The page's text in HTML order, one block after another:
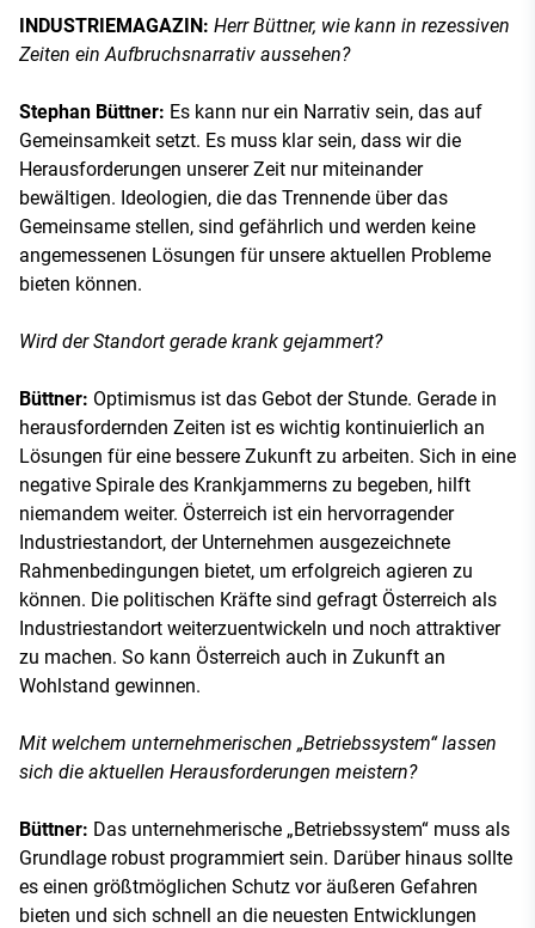
INDUSTRIEMAGAZIN: Herr Büttner, wie kann in rezessiven
Zeiten ein Aufbruchsnarrativ aussehen?
Stephan Büttner: Es kann nur ein Narrativ sein, das auf
Gemeinsamkeit setzt. Es muss klar sein, dass wir die
Herausforderungen unserer Zeit nur miteinander
bewältigen. Ideologien, die das Trennende über das
Gemeinsame stellen, sind gefährlich und werden keine
angemessenen Lösungen für unsere aktuellen Probleme
bieten können.
Wird der Standort gerade krank gejammert?
Büttner: Optimismus ist das Gebot der Stunde. Gerade in
herausfordernden Zeiten ist es wichtig kontinuierlich an
Lösungen für eine bessere Zukunft zu arbeiten. Sich in eine
negative Spirale des Krankjammerns zu begeben, hilft
niemandem weiter. Österreich ist ein hervorragender
Industriestandort, der Unternehmen ausgezeichnete
Rahmenbedingungen bietet, um erfolgreich agieren zu
können. Die politischen Kräfte sind gefragt Österreich als
Industriestandort weiterzuentwickeln und noch attraktiver
zu machen. So kann Österreich auch in Zukunft an
Wohlstand gewinnen.
Mit welchem unternehmerischen „Betriebssystem“ lassen
sich die aktuellen Herausforderungen meistern?
Büttner: Das unternehmerische „Betriebssystem“ muss als
Grundlage robust programmiert sein. Darüber hinaus sollte
es einen größtmöglichen Schutz vor äußeren Gefahren
bieten und sich schnell an die neuesten Entwicklungen